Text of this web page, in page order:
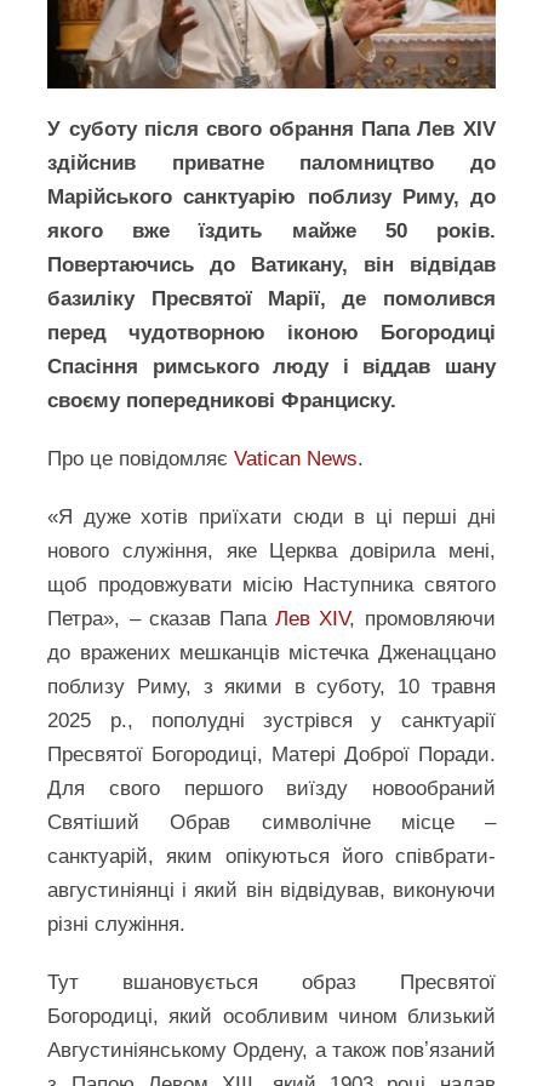
У суботу після свого обрання Папа Лев XIV
здійснив приватне паломництво до
Марійського санктуарію поблизу Риму, до
якого вже їздить майже 50 років.
Повертаючись до Ватикану, він відвідав
базиліку Пресвятої Марії, де помолився
перед чудотворною іконою Богородиці
Спасіння римського люду і віддав шану
своєму попередникові Франциску.
Про це повідомляєVatican News.
«Я дуже хотів приїхати сюди в ці перші дні
нового служіння, яке Церква довірила мені,
щоб продовжувати місію Наступника святого
Петра», – сказав ПапаЛев XIV, промовляючи
до вражених мешканців містечка Дженаццано
поблизу Риму, з якими в суботу, 10 травня
2025 р., пополудні зустрівся у санктуарії
Пресвятої Богородиці, Матері Доброї Поради.
Для свого першого виїзду новообраний
Святіший Обрав символічне місце –
санктуарій, яким опікуються його співбрати-
августиніянці і який він відвідував, виконуючи
різні служіння.
Тут вшановується образ Пресвятої
Богородиці, який особливим чином близький
Августиніянському Ордену, а також повʼязаний